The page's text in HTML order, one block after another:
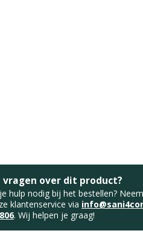
vragen over dit product?
hulp nodig bij het bestellen?
klantenservice via
. Wij helpen je graag!